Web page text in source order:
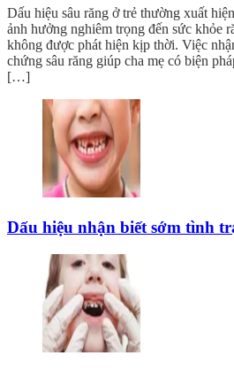
Dấu hiệu sâu răng ở trẻ thường xuất
ảnh hưởng nghiêm trọng đến sức khỏe
không được phát hiện kịp thời. Việc
chứng sâu răng giúp cha mẹ có biện
[…]
Dấu hiệu nhận biết sớm tình